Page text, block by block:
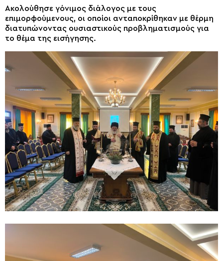
Ακολούθησε γόνιμος διάλογος με τους
επιμορφούμενους, οι οποίοι ανταποκρίθηκαν με θέρμη
διατυπώνοντας ουσιαστικούς προβληματισμούς για
το θέμα της εισήγησης.